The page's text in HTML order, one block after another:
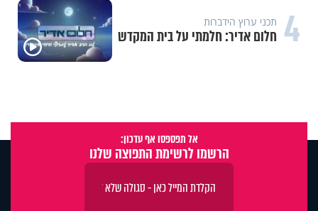
4 תכני ערוץ הידברות
חלום אדיר: חלמתי על בית המקדש
אל תפספסו אף עדכון:
הרשמו לרשימת התפוצה שלנו